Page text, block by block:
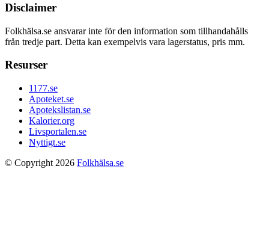
Disclaimer
Folkhälsa.se ansvarar inte för den information som tillhandahålls
från tredje part. Detta kan exempelvis vara lagerstatus, pris mm.
Resurser
1177.se
Apoteket.se
Apotekslistan.se
Kalorier.org
Livsportalen.se
Nyttigt.se
© Copyright 2026 Folkhälsa.se